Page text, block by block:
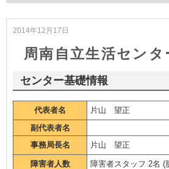
2014年12月17日
周南自立生活センタ
センター基礎情報
代表者名
片山 望正
副代表者名
事務局長名
片山 望正
障害者人数 障害者スタッフ 2名 (